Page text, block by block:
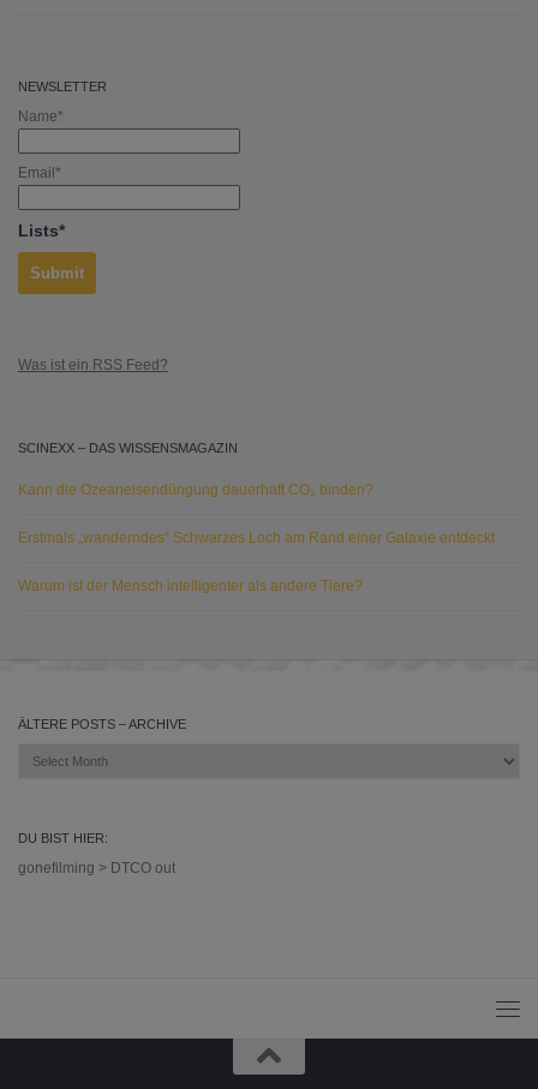
NEWSLETTER
Name*
Email*
Lists*
Was ist ein RSS Feed?
SCINEXX – DAS WISSENSMAGAZIN
Kann die Ozeaneisendüngung dauerhaft CO₂ binden?
Erstmals „wanderndes“ Schwarzes Loch am Rand einer Galaxie entdeckt
Warum ist der Mensch intelligenter als andere Tiere?
ÄLTERE POSTS – ARCHIVE
DU BIST HIER:
gonefilming > DTCO out